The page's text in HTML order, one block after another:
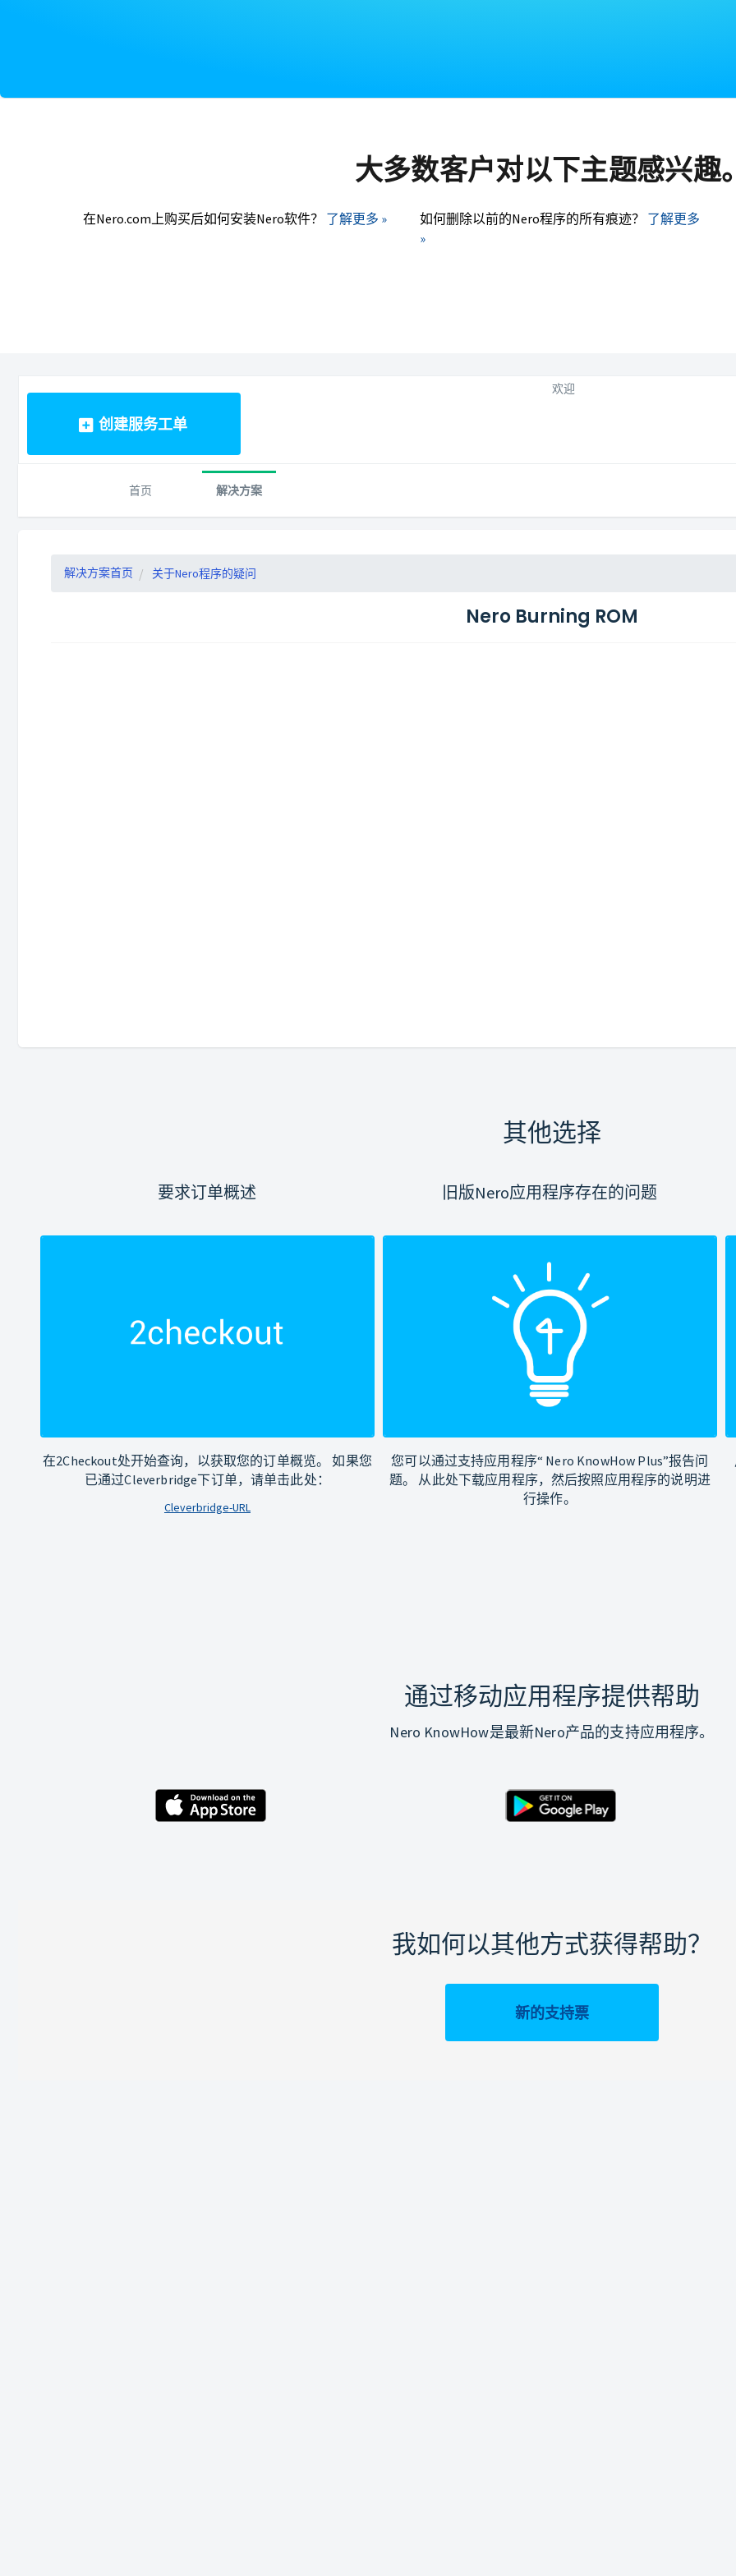
大多数客户对以下主题感兴趣
在Nero.com上购买后如何安装Nero软件？ 了解更多 » 如何删除以前的Nero程序的所有痕迹？ 了解更多
»
创建服务工单
欢迎
首页 解决方案
解决方案首页 关于Nero程序的疑问
Nero Burning ROM
其他选择
要求订单概述
在2Checkout处开始查询，以获取您的订单概览。 如果您
已通过Cleverbridge下订单，请单击此处：
Cleverbridge-URL
旧版Nero应用程序存在的问题
您可以通过支持应用程序“ Nero KnowHow Plus”报告问
题。 从此处下载应用程序，然后按照应用程序的说明进
行操作。
通过移动应用程序提供帮助
Nero KnowHow是最新Nero产品的支持应用程序。
我如何以其他方式获得帮助？
新的支持票